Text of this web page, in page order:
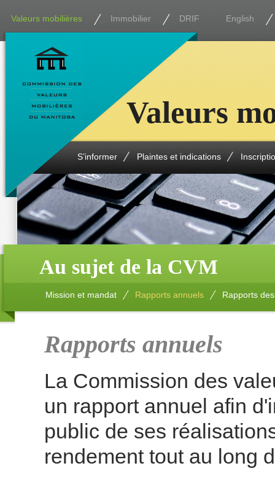
Valeurs mobilières Immobilier DRIF English
S’informer Plaintes et indications
Valeurs
Au sujet de la CVM
Mission et mandat Rapports annuels Rapports
Rapports annuels
La Commission des
un rapport annuel afin
public de ses
rendement tout au long